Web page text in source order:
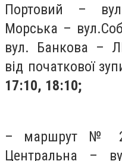
Портовий –
Морська –
вул. Банкова –
від початкової
17:10, 18:10;
– маршрут № 2
Центральна –